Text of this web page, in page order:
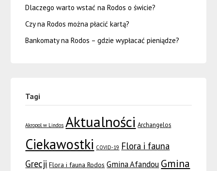
Dlaczego warto wstać na Rodos o świcie?
Czy na Rodos można płacić kartą?
Bankomaty na Rodos – gdzie wypłacać pieniądze?
Tagi
Akropol w Lindos Aktualności Archangelos
Ciekawostki COVID-19 Flora i fauna
Grecji Flora i fauna Rodos Gmina Afandou Gmina